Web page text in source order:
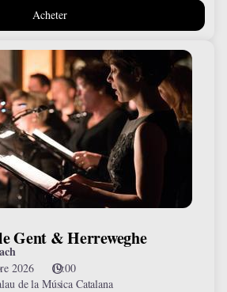
Acheter
Gent & Herreweghe
2026
19:00
de la Música Catalana